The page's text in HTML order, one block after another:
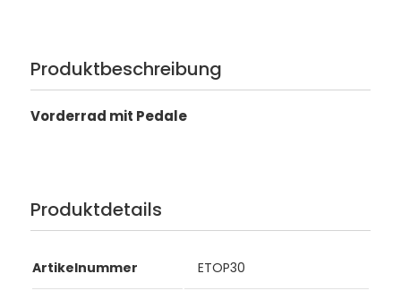
Produktbeschreibung
Vorderrad mit Pedale
Produktdetails
Artikelnummer ETOP30